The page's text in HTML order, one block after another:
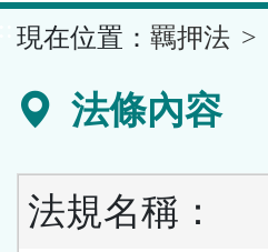
容
區
現在位置： 羈押法
法條內容
法規名稱：